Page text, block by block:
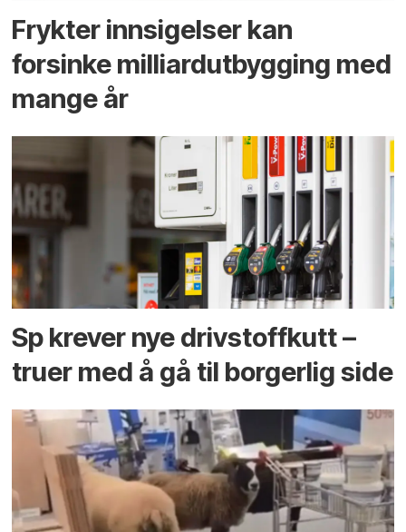
Frykter innsigelser kan
forsinke milliard­utbygging med
mange år
Sp krever nye drivstoffkutt –
truer med å gå til borgerlig side